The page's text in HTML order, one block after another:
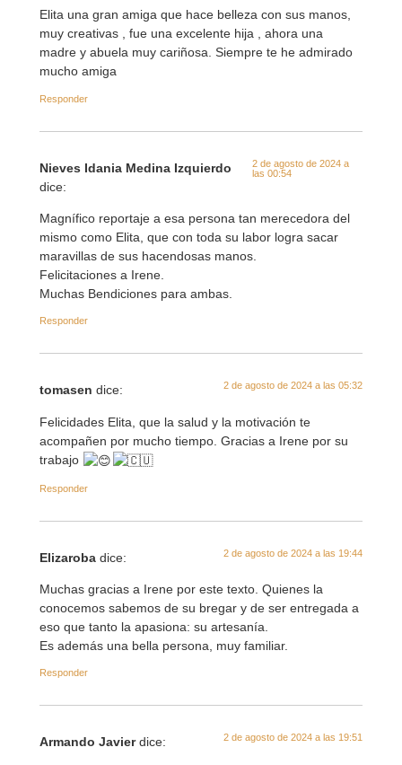
Elita una gran amiga que hace belleza con sus manos,
muy creativas , fue una excelente hija , ahora una
madre y abuela muy cariñosa. Siempre te he admirado
mucho amiga
Responder
Nieves Idania Medina Izquierdo
dice:
2 de agosto de 2024 a
las 00:54
Magnífico reportaje a esa persona tan merecedora del
mismo como Elita, que con toda su labor logra sacar
maravillas de sus hacendosas manos.
Felicitaciones a Irene.
Muchas Bendiciones para ambas.
Responder
tomasen dice: 2 de agosto de 2024 a las 05:32
Felicidades Elita, que la salud y la motivación te
acompañen por mucho tiempo. Gracias a Irene por su
trabajo
Responder
Elizaroba dice: 2 de agosto de 2024 a las 19:44
Muchas gracias a Irene por este texto. Quienes la
conocemos sabemos de su bregar y de ser entregada a
eso que tanto la apasiona: su artesanía.
Es además una bella persona, muy familiar.
Responder
Armando Javier dice: 2 de agosto de 2024 a las 19:51